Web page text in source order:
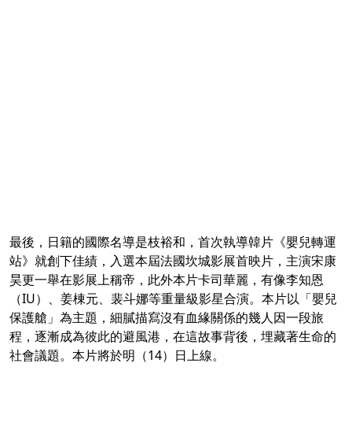
最後，日籍的國際名導是枝裕和，首次執導韓片《嬰兒轉運
站》就創下佳績，入選本屆法國坎城影展首映片，主演宋康
昊更一舉在影展上稱帝，此外本片卡司華麗，有像李知恩
（IU）、姜棟元、裴斗娜等重量級影星合演。本片以「嬰兒
保護艙」為主題，細膩描寫沒有血緣關係的幾人因一段旅
程，逐漸成為彼此的避風港，在這故事背後，埋藏著生命的
社會議題。本片將於明（14）日上線。